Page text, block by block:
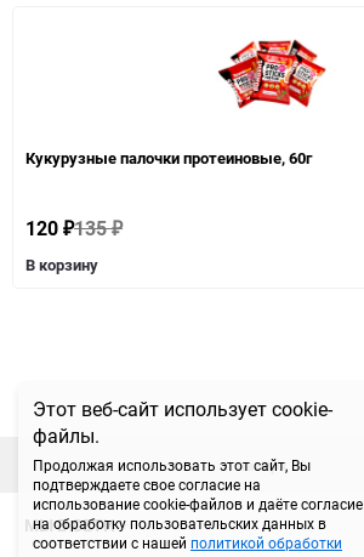
Этот веб-сайт использует cookie-
файлы.
Продолжая использовать этот сайт, Вы
подтверждаете свое согласие на
использование cookie-файлов и даёте согласие
на обработку пользовательских данных в
соответствии с нашей политикой обработки
Кукурузные палочки протеиновые, 60г
120 ₽135₽
В корзину
наверх
МЫ В СЕТИ